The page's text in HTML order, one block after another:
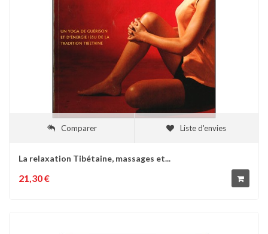
Comparer Liste d'envies
La relaxation Tibétaine, massages et...
21,30 €